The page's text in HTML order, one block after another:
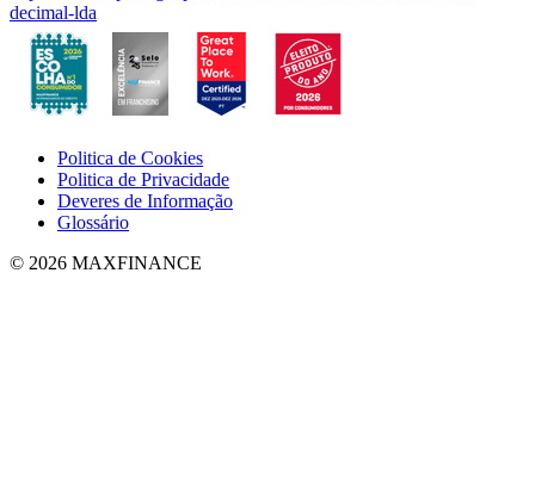
decimal-lda
Politica de Cookies
Politica de Privacidade
Deveres de Informação
Glossário
© 2026 MAXFINANCE